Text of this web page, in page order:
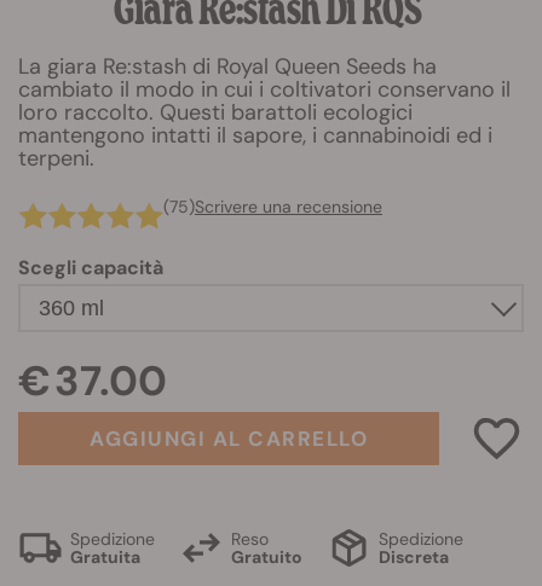
Giara Re:stash Di RQS
La giara Re:stash di Royal Queen Seeds ha
cambiato il modo in cui i coltivatori conservano il
loro raccolto. Questi barattoli ecologici
mantengono intatti il sapore, i cannabinoidi ed i
terpeni.
(75)Scrivere una recensione
Scegli capacità
€ 37.00
AGGIUNGI AL CARRELLO
Spedizione
Gratuita
Reso
Gratuito
Spedizione
Discreta